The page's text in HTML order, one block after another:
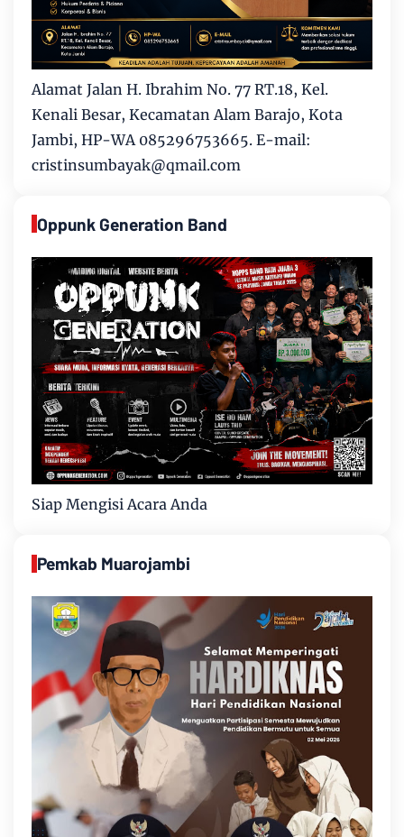
Alamat Jalan H. Ibrahim No. 77 RT.18, Kel.
Kenali Besar, Kecamatan Alam Barajo, Kota
Jambi, HP-WA 085296753665. E-mail:
cristinsumbayak@qmail.com
Oppunk Generation Band
Siap Mengisi Acara Anda
Pemkab Muarojambi